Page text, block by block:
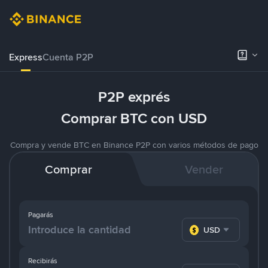
ExpressCuenta P2P
P2P exprés
Comprar BTC con USD
Compra y vende BTC en Binance P2P con varios métodos de pago
Comprar Vender
Pagarás
USD
Recibirás